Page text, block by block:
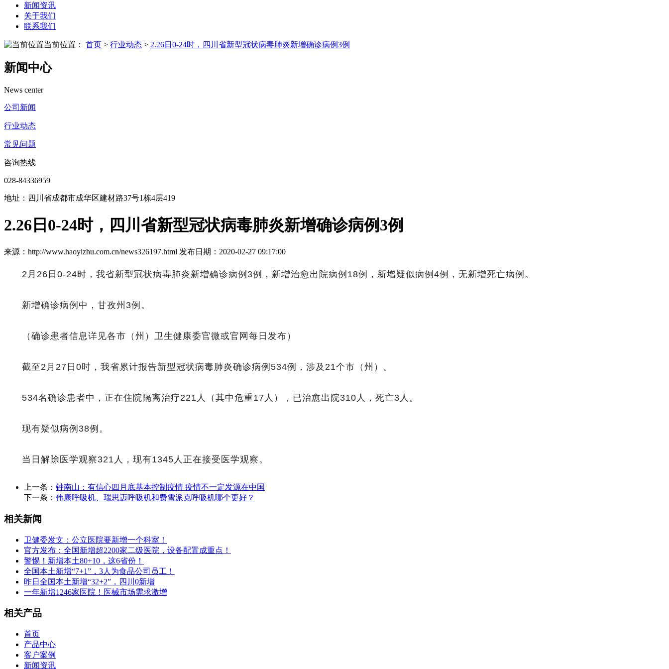
新闻资讯
关于我们
联系我们
当前位置： 首页 > 行业动态 > 2.26日0-24时，四川省新型冠状病毒肺炎新增确诊病例3例
新闻中心
News center
公司新闻
行业动态
常见问题
咨询热线
028-84336959
地址：四川省成都市成华区建材路37号1栋4层419
2.26日0-24时，四川省新型冠状病毒肺炎新增确诊病例3例
来源：http://www.haoyizhu.com.cn/news326197.html 发布日期：2020-02-27 09:17:00
2月26日0-24时，我省新型冠状病毒肺炎新增确诊病例3例，新增治愈出院病例18例，新增疑似病例4例，无新增死亡病例。
新增确诊病例中，甘孜州3例。
（确诊患者信息详见各市（州）卫生健康委官微或官网每日发布）
截至2月27日0时，我省累计报告新型冠状病毒肺炎确诊病例534例，涉及21个市（州）。
534名确诊患者中，正在住院隔离治疗221人（其中危重17人），已治愈出院310人，死亡3人。
现有疑似病例38例。
当日解除医学观察321人，现有1345人正在接受医学观察。
上一条： 钟南山：有信心四月底基本控制疫情 疫情不一定发源在中国
下一条： 伟康呼吸机、瑞思迈呼吸机和费雪派克呼吸机哪个更好？
相关新闻
卫健委发文：公立医院要新增一个科室！
官方发布：全国新增超2200家二级医院，设备配置成重点！
警惕！新增本土80+10，这6省份！
全国本土新增“7+1”，3人为食品公司员工！
昨日全国本土新增“32+2”，四川0新增
一年新增1246家医院！医械市场需求激增
相关产品
首页
产品中心
客户案例
新闻资讯